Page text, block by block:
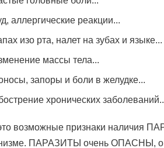
аллергические реакции...
изо рта, налет на зубах и языке...
массы тела...
запоры и боли в желудке...
хронических
возможные признаки наличия
ПАРАЗИТЫ очень ОПАСНЫ,